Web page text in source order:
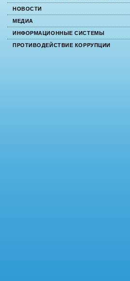
НОВОСТИ
МЕДИА
ИНФОРМАЦИОННЫЕ СИСТЕМЫ
ПРОТИВОДЕЙСТВИЕ КОРРУПЦИИ